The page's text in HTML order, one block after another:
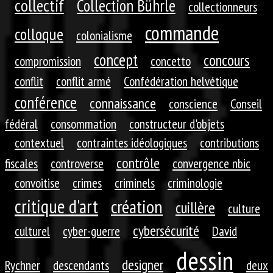
collectif Collection Bührle collectionneurs
colloque colonialisme commande
compromission concept concetto concours
conflit conflit armé Confédération helvétique
conférence connaissance conscience
Conseil
fédéral
consommation
constructeur d'objets
contextuel
contraintes idéologiques
contributions
fiscales
controverse contrôle
convergence nbic
convoitise
crimes criminels criminologie
critique d'art création cuillère
culture
culturel
cyber-guerre cybersécurité
David
Rychner
descendants designer dessin deux